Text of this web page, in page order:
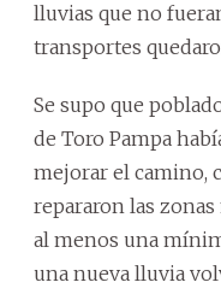
lluvias que no
transportes
Se supo que
de Toro Pampa
mejorar el camino,
repararon las zonas
al menos una
una nueva lluvia